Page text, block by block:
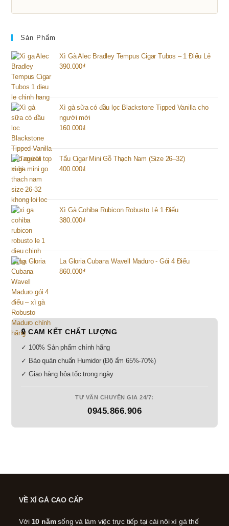
Sản Phẩm
Xì Gà Alec Bradley Tempus Cigar Tubos – 1 Điếu Lẻ
390.000₫
Xì gà sữa có đầu lọc Blackstone Tipped Vanilla cho
người mới
160.000₫
Tẩu Cigar Mini Gỗ Thạch Nam (Size 26–32)
400.000₫
Xì Gà Cohiba Rubicon Robusto Lẻ 1 Điếu
380.000₫
La Gloria Cubana Wavell Maduro - Gói 4 Điếu
860.000₫
🔒 CAM KẾT CHẤT LƯỢNG
✓ 100% Sản phẩm chính hãng
✓ Bảo quản chuẩn Humidor (Độ ẩm 65%-70%)
✓ Giao hàng hỏa tốc trong ngày
TƯ VẤN CHUYÊN GIA 24/7:
0945.866.906
VỀ XÌ GÀ CAO CẤP
Với 10 nămsống và làm việc trực tiếp tại cái nôi xì gà thế